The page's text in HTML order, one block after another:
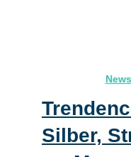
News
Silber,